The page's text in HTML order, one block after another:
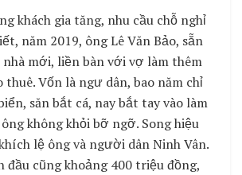
khách gia tăng, nhu cầu chỗ nghỉ
năm 2019, ông Lê Văn Bảo, sẵn
nhà mới, liền bàn với vợ làm thêm
thuê. Vốn là ngư dân, bao năm chỉ
săn bắt cá, nay bắt tay vào làm
không khỏi bỡ ngỡ. Song hiệu
lệ ông và người dân Ninh Vân.
đầu cũng khoảng 400 triệu đồng,